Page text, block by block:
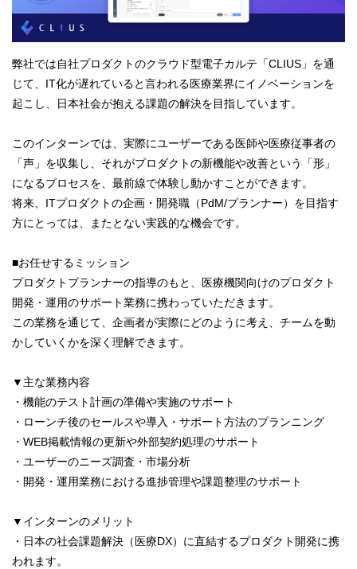
弊社では自社プロダクトのクラウド型電子カルテ「CLIUS」を通
じて、IT化が遅れていると言われる医療業界にイノベーションを
起こし、日本社会が抱える課題の解決を目指しています。
このインターンでは、実際にユーザーである医師や医療従事者の
「声」を収集し、それがプロダクトの新機能や改善という「形」
になるプロセスを、最前線で体験し動かすことができます。
将来、ITプロダクトの企画・開発職（PdM/プランナー）を目指す
方にとっては、またとない実践的な機会です。
■お任せするミッション
プロダクトプランナーの指導のもと、医療機関向けのプロダクト
開発・運用のサポート業務に携わっていただきます。
この業務を通じて、企画者が実際にどのように考え、チームを動
かしていくかを深く理解できます。
▼主な業務内容
・機能のテスト計画の準備や実施のサポート
・ローンチ後のセールスや導入・サポート方法のプランニング
・WEB掲載情報の更新や外部契約処理のサポート
・ユーザーのニーズ調査・市場分析
・開発・運用業務における進捗管理や課題整理のサポート
▼インターンのメリット
・日本の社会課題解決（医療DX）に直結するプロダクト開発に携
われます。